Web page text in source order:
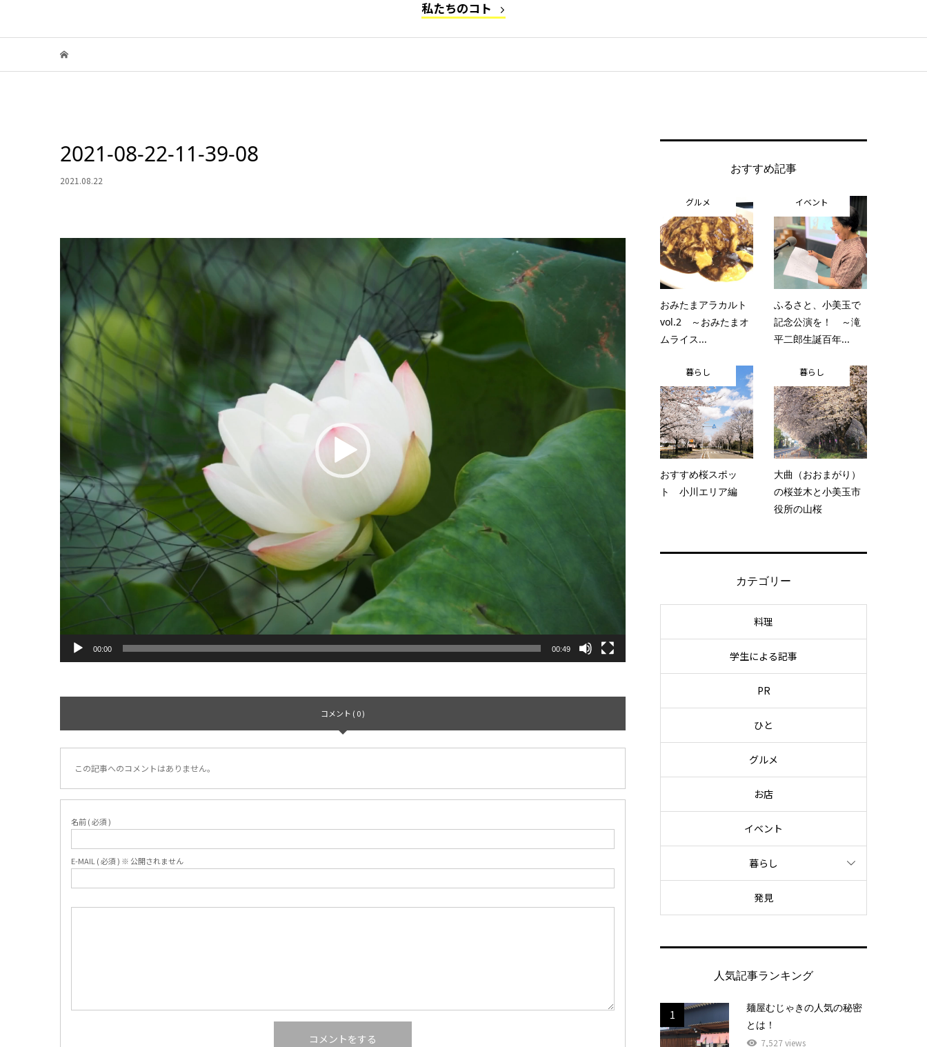
私たちのコト
2021-08-22-11-39-08
2021.08.22
画
プ
ー
ヤ
ー
00:00 00:49
コメント ( 0 )
この記事へのコメントはありません。
名前 ( 必須 )
E-MAIL ( 必須 ) ※ 公開されません
おすすめ記事
グルメ
おみたまアラカルト
vol.2 ～おみたまオ
ムライス...
イベント
ふるさと、小美玉で
記念公演を！ ～滝
平二郎生誕百年...
暮らし
おすすめ桜スポッ
ト 小川エリア編
暮らし
大曲（おおまがり）
の桜並木と小美玉市
役所の山桜
カテゴリー
料理
学生による記事
PR
ひと
グルメ
お店
イベント
暮らし
発見
人気記事ランキング
1
麺屋むじゃきの人気の秘密
とは！
7,527 views